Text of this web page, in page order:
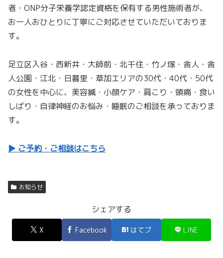
者・ONP分子栄養学認定資格を保有する男性施術者が、
お一人おひとりに丁寧にご対応させていただいておりま
す。
足立区入谷・西新井・大師前・北千住・竹ノ塚・舎人・舎
人公園・江北・日暮里・草加エリアの30代・40代・50代
の女性を中心に、美容鍼・小顔ケア・肩こり・頭痛・食い
しばり・自律神経のお悩み・睡眠のご相談を承っておりま
す。
▶ ご予約・ご相談はこちら
お知らせ
シェアする
X Facebook はてブ LINE